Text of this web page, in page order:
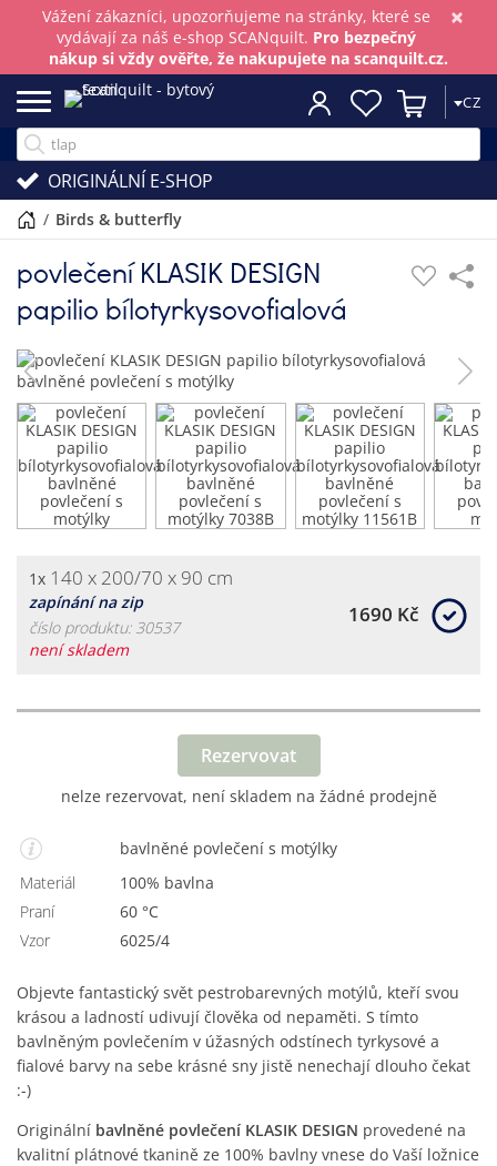
×
Vážení zákazníci, upozorňujeme na stránky, které se
vydávají za náš e-shop SCANquilt. Pro bezpečný
nákup si vždy ověřte, že nakupujete na scanquilt.cz.
CZ
ORIGINÁLNÍ E-SHOP
/ birds & butterfly
povlečení KLASIK DESIGN
papilio bílotyrkysovofialová
1x 140 x 200/70 x 90 cm
zapínání na zip
číslo produktu: 30537
není skladem
1690 Kč
Rezervovat
nelze rezervovat, není skladem na žádné prodejně
bavlněné povlečení s motýlky
Materiál
100% bavlna
Praní
60 °C
Vzor
6025/4
Objevte fantastický svět pestrobarevných motýlů, kteří svou
krásou a ladností udivují člověka od nepaměti. S tímto
bavlněným povlečením v úžasných odstínech tyrkysové a
fialové barvy na sebe krásné sny jistě nenechají dlouho čekat
:-)
Originální bavlněné povlečení KLASIK DESIGN provedené na
kvalitní plátnové tkanině ze 100% bavlny vnese do Vaší ložnice